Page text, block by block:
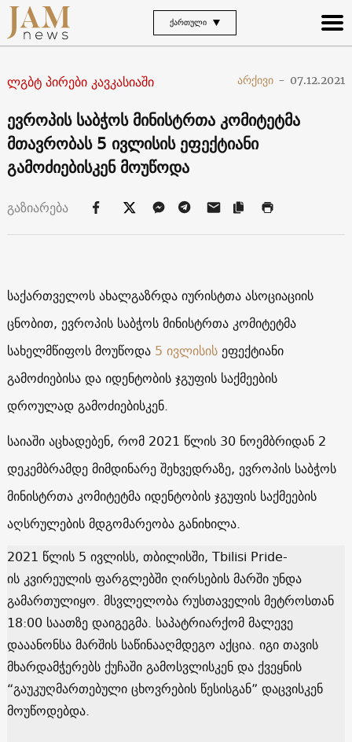
ᲥᲐᲠᲗᲣᲚᲘ
ლგბტ პირები კავკასიაში არქივი - 07.12.2021
ევროპის საბჭოს მინისტრთა კომიტეტმა
მთავრობას 5 ივლისის ეფექტიანი
გამოძიებისკენ მოუწოდა
გაზიარება
საქართველოს ახალგაზრდა იურისტთა ასოციაციის
ცნობით, ევროპის საბჭოს მინისტრთა კომიტეტმა
სახელმწიფოს მოუწოდა 5 ივლისისეფექტიანი
გამოძიებისა და იდენტობის ჯგუფის საქმეების
დროულად გამოძიებისკენ.
საიაში აცხადებენ, რომ 2021 წლის 30 ნოემბრიდან 2
დეკემბრამდე მიმდინარე შეხვედრაზე, ევროპის საბჭოს
მინისტრთა კომიტეტმა იდენტობის ჯგუფის საქმეების
აღსრულების მდგომარეობა განიხილა.
2021 წლის 5 ივლისს, თბილისში, Tbilisi Pride-
ის კვირეულის ფარგლებში ღირსების მარში უნდა
გამართულიყო. მსვლელობა რუსთაველის მეტროსთან
18:00 საათზე დაიგეგმა. საპატრიარქომ მალევე
დააანონსა მარშის საწინააღმდეგო აქცია. იგი თავის
მხარდამჭერებს ქუჩაში გამოსვლისკენ და ქვეყნის
“გაუკუღმართებული ცხოვრების წესისგან” დაცვისკენ
მოუწოდებდა.